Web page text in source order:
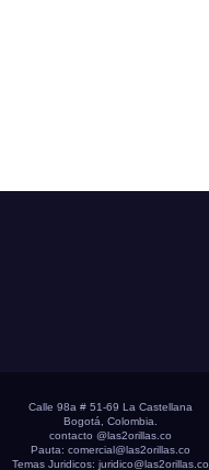
Calle 98a # 51-69 La Castellana
Bogotá, Colombia.
contacto @las2orillas.co
Pauta: comercial@las2orillas.co
Temas Juridicos: juridico@las2orillas.co